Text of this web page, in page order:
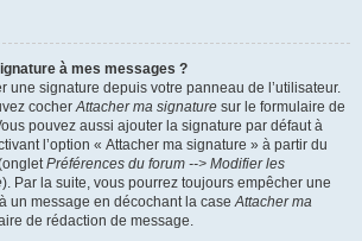
à mes messages ?
une signature depuis votre panneau de l’utilisateur.
cocherAttacher ma signature sur le formulaire de
pouvez aussi ajouter la signature par défaut à
l’option « Attacher ma signature » à partir du
Préférences du forum --> Modifier les
). Par la suite, vous pourrez toujours empêcher une
un message en décochant la caseAttacher ma
de rédaction de message.